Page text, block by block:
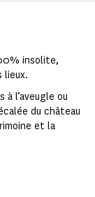
insolite,
lieux.
à l’aveugle ou
du château
et la